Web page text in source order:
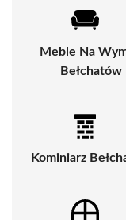
Meble Na
Bełchatów
Kominiarz